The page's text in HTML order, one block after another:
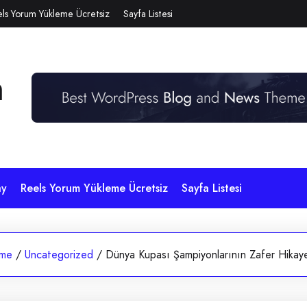
Yorum Yükleme Ücretsiz Sayfa Listesi
Reels Yorum Yükleme Ücretsiz Sayfa Listesi
/ Uncategorized / Dünya Kupası Şampiyonlarının Zafer